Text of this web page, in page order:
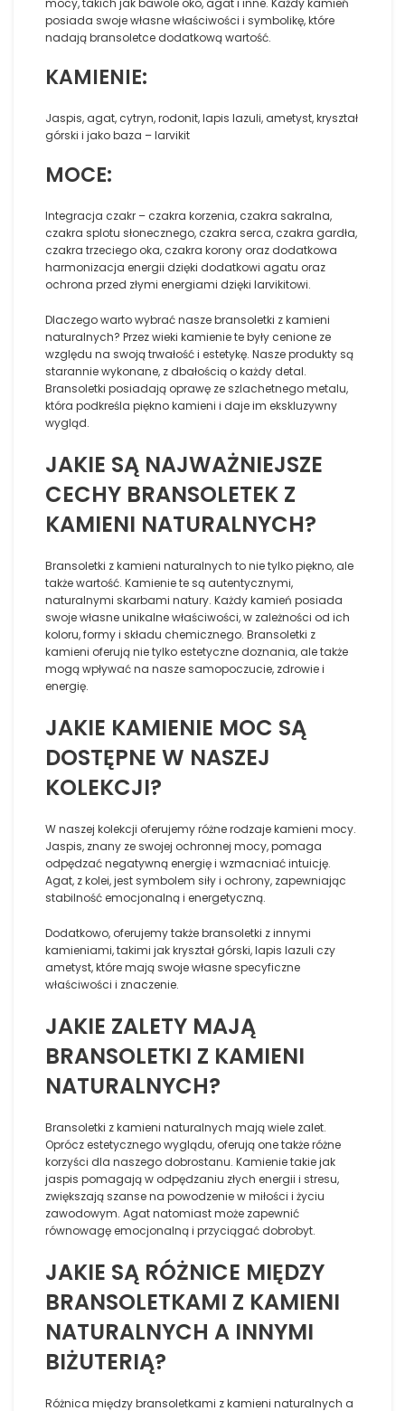
mocy, takich jak bawole oko, agat i inne. Każdy kamień
posiada swoje własne właściwości i symbolikę, które
nadają bransoletce dodatkową wartość.
KAMIENIE:
Jaspis, agat, cytryn, rodonit, lapis lazuli, ametyst, kryształ
górski i jako baza – larvikit
MOCE:
Integracja czakr – czakra korzenia, czakra sakralna,
czakra splotu słonecznego, czakra serca, czakra gardła,
czakra trzeciego oka, czakra korony oraz dodatkowa
harmonizacja energii dzięki dodatkowi agatu oraz
ochrona przed złymi energiami dzięki larvikitowi.
Dlaczego warto wybrać nasze bransoletki z kamieni
naturalnych? Przez wieki kamienie te były cenione ze
względu na swoją trwałość i estetykę. Nasze produkty są
starannie wykonane, z dbałością o każdy detal.
Bransoletki posiadają oprawę ze szlachetnego metalu,
która podkreśla piękno kamieni i daje im ekskluzywny
wygląd.
JAKIE SĄ NAJWAŻNIEJSZE
CECHY BRANSOLETEK Z
KAMIENI NATURALNYCH?
Bransoletki z kamieni naturalnych to nie tylko piękno, ale
także wartość. Kamienie te są autentycznymi,
naturalnymi skarbami natury. Każdy kamień posiada
swoje własne unikalne właściwości, w zależności od ich
koloru, formy i składu chemicznego. Bransoletki z
kamieni oferują nie tylko estetyczne doznania, ale także
mogą wpływać na nasze samopoczucie, zdrowie i
energię.
JAKIE KAMIENIE MOC SĄ
DOSTĘPNE W NASZEJ
KOLEKCJI?
W naszej kolekcji oferujemy różne rodzaje kamieni mocy.
Jaspis, znany ze swojej ochronnej mocy, pomaga
odpędzać negatywną energię i wzmacniać intuicję.
Agat, z kolei, jest symbolem siły i ochrony, zapewniając
stabilność emocjonalną i energetyczną.
Dodatkowo, oferujemy także bransoletki z innymi
kamieniami, takimi jak kryształ górski, lapis lazuli czy
ametyst, które mają swoje własne specyficzne
właściwości i znaczenie.
JAKIE ZALETY MAJĄ
BRANSOLETKI Z KAMIENI
NATURALNYCH?
Bransoletki z kamieni naturalnych mają wiele zalet.
Oprócz estetycznego wyglądu, oferują one także różne
korzyści dla naszego dobrostanu. Kamienie takie jak
jaspis pomagają w odpędzaniu złych energii i stresu,
zwiększają szanse na powodzenie w miłości i życiu
zawodowym. Agat natomiast może zapewnić
równowagę emocjonalną i przyciągać dobrobyt.
JAKIE SĄ RÓŻNICE MIĘDZY
BRANSOLETKAMI Z KAMIENI
NATURALNYCH A INNYMI
BIŻUTERIĄ?
Różnica między bransoletkami z kamieni naturalnych a